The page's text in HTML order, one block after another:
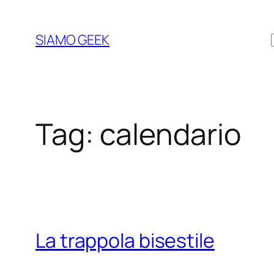
contenuto
SIAMO GEEK
Tag: calendario
La trappola bisestile